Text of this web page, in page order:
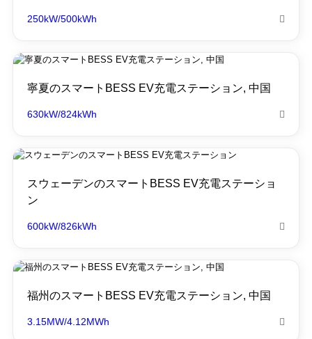
250kW/500kWh 
寧夏のスマートBESS EV充電ステーション, 中国
630kW/824kWh 
スウェーデンのスマートBESS EV充電ステーショ
ン
600kW/826kWh 
福州のスマートBESS EV充電ステーション, 中国
3.15MW/4.12MWh 